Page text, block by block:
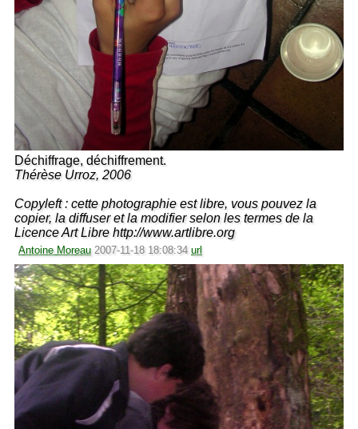
Déchiffrage, déchiffrement.
Thérèse Urroz, 2006
Copyleft : cette photographie est libre, vous pouvez la
copier, la diffuser et la modifier selon les termes de la
Licence Art Libre http://www.artlibre.org
Antoine Moreau 2007-11-18 18:08:34 url